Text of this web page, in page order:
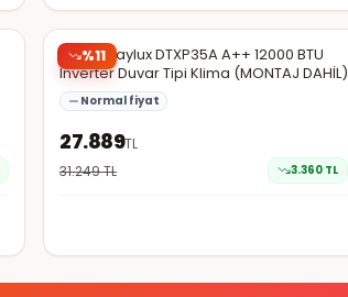
%11
Hepsiburada
Daikin Daylux DTXP35A A++ 12000 BTU
Inverter Duvar Tipi Klima (MONTAJ DAHİL)
Normal fiyat
27.889TL
31.249TL 3.360 TL